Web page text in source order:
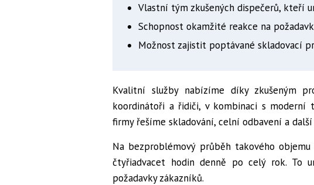
Vlastní tým zkušených dispečerů, kteří
Schopnost okamžité reakce na
Možnost zajistit poptávané skladovací
Kvalitní služby nabízíme díky zkušeným
koordinátoři a řidiči, v kombinaci s moderní
firmy řešíme skladování, celní odbavení a
Na bezproblémový průběh takového
čtyřiadvacet hodin denně po celý rok. To
požadavky zákazníků.